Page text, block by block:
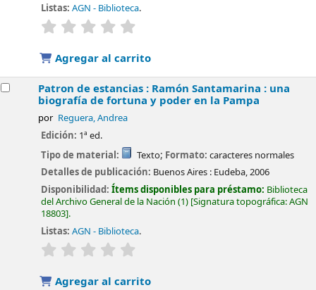
Listas: AGN - Biblioteca.
valoración
Agregar al carrito
Patron de estancias : Ramón Santamarina : una
biografía de fortuna y poder en la Pampa
por Reguera, Andrea
Edición: 1ª ed.
Tipo de material:
Texto; Formato: caracteres normales
Detalles de publicación: Buenos Aires : Eudeba,2006
Disponibilidad:Ítems disponibles para préstamo: Biblioteca
del Archivo General de la Nación (1) Signatura topográfica:AGN
18803 .
Listas: AGN - Biblioteca.
valoración
Agregar al carrito